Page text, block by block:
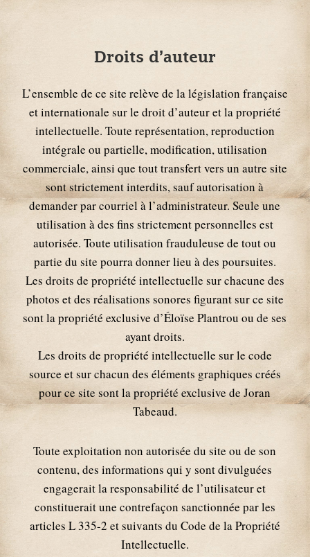
Droits d’auteur
L’ensemble de ce site relève de la législation française
et internationale sur le droit d’auteur et la propriété
intellectuelle. Toute représentation, reproduction
intégrale ou partielle, modification, utilisation
commerciale, ainsi que tout transfert vers un autre site
sont strictement interdits, sauf autorisation à
demander par courriel à l’administrateur. Seule une
utilisation à des fins strictement personnelles est
autorisée. Toute utilisation frauduleuse de tout ou
partie du site pourra donner lieu à des poursuites.
Les droits de propriété intellectuelle sur chacune des
photos et des réalisations sonores figurant sur ce site
sont la propriété exclusive d’Éloïse Plantrou ou de ses
ayant droits.
Les droits de propriété intellectuelle sur le code
source et sur chacun des éléments graphiques créés
pour ce site sont la propriété exclusive de Joran
Tabeaud.
Toute exploitation non autorisée du site ou de son
contenu, des informations qui y sont divulguées
engagerait la responsabilité de l’utilisateur et
constituerait une contrefaçon sanctionnée par les
articles L 335-2 et suivants du Code de la Propriété
Intellectuelle.